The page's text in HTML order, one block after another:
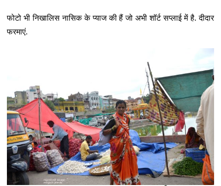
फोटो भी निखालिस नासिक के प्याज की हैं जो अभी शॉर्ट सप्लाई में है. दीदार
फरमाएं.